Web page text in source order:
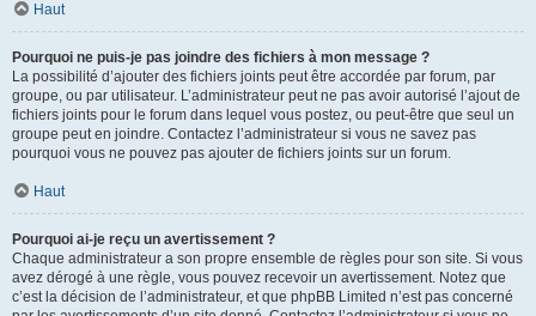
Haut
Pourquoi ne puis-je pas joindre des fichiers à mon message ?
La possibilité d’ajouter des fichiers joints peut être accordée par forum, par
groupe, ou par utilisateur. L’administrateur peut ne pas avoir autorisé l’ajout de
fichiers joints pour le forum dans lequel vous postez, ou peut-être que seul un
groupe peut en joindre. Contactez l’administrateur si vous ne savez pas
pourquoi vous ne pouvez pas ajouter de fichiers joints sur un forum.
Haut
Pourquoi ai-je reçu un avertissement ?
Chaque administrateur a son propre ensemble de règles pour son site. Si vous
avez dérogé à une règle, vous pouvez recevoir un avertissement. Notez que
c’est la décision de l’administrateur, et que phpBB Limited n’est pas concerné